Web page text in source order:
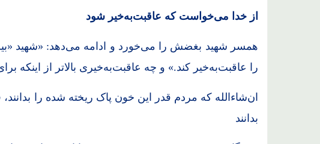
از خدا می‌خواست که عاقبت‌به‌خیر شود
همسر شهید بغضش را می‌خورد و ادامه می‌دهد: «شهید
را عاقبت‌به‌خیر کند.» و چه عاقبت‌به‌خیری بالاتر از
ان‌شاءالله که مردم قدر این خون پاک ریخته شده را بدانند،
بدانند